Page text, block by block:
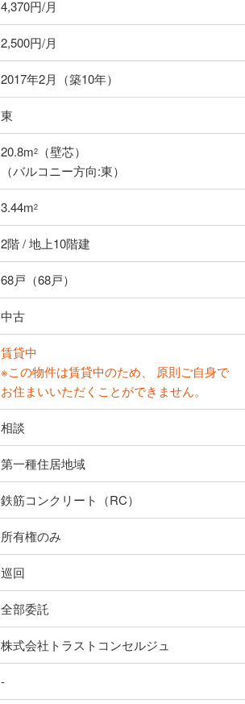
4,370円/月
2,500円/月
2017年2月（築10年）
東
20.8m2
（壁芯）
（バルコニー方向:東）
3.44m2
2階 / 地上10階建
68戸（68戸）
中古
賃貸中
※この物件は賃貸中のため、 原則ご自身で
お住まいいただくことができません。
相談
第一種住居地域
鉄筋コンクリート（RC）
所有権のみ
巡回
全部委託
株式会社トラストコンセルジュ
-